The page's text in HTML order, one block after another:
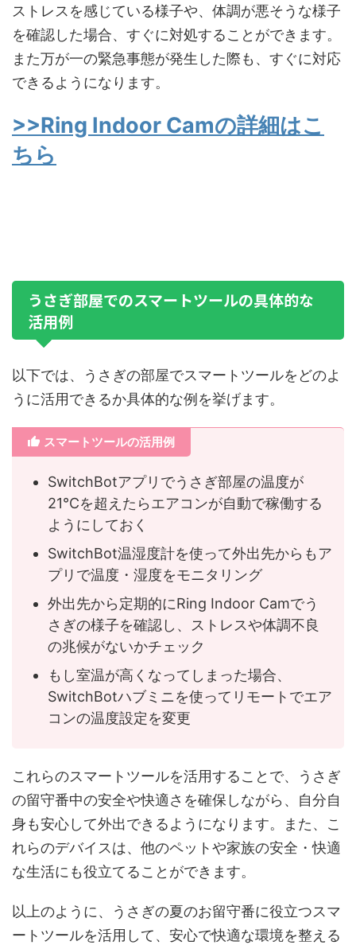
ストレスを感じている様子や、体調が悪そうな様子
を確認した場合、すぐに対処することができます。
また万が一の緊急事態が発生した際も、すぐに対応
できるようになります。
>>Ring Indoor Camの詳細はこ
ちら
うさぎ部屋でのスマートツールの具体的な
活用例
以下では、うさぎの部屋でスマートツールをどのよ
うに活用できるか具体的な例を挙げます。
スマートツールの活用例
SwitchBotアプリでうさぎ部屋の温度が
21℃を超えたらエアコンが自動で稼働する
ようにしておく
SwitchBot温湿度計を使って外出先からもア
プリで温度・湿度をモニタリング
外出先から定期的にRing Indoor Camでう
さぎの様子を確認し、ストレスや体調不良
の兆候がないかチェック
もし室温が高くなってしまった場合、
SwitchBotハブミニを使ってリモートでエア
コンの温度設定を変更
これらのスマートツールを活用することで、うさぎ
の留守番中の安全や快適さを確保しながら、自分自
身も安心して外出できるようになります。また、こ
れらのデバイスは、他のペットや家族の安全・快適
な生活にも役立てることができます。
以上のように、うさぎの夏のお留守番に役立つスマ
ートツールを活用して、安心で快適な環境を整える